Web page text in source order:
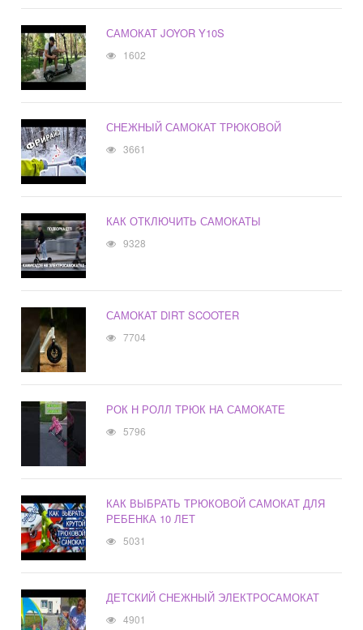
САМОКАТ JOYOR Y10S
1602
СНЕЖНЫЙ САМОКАТ ТРЮКОВОЙ
3661
КАК ОТКЛЮЧИТЬ САМОКАТЫ
9328
САМОКАТ DIRT SCOOTER
7704
РОК Н РОЛЛ ТРЮК НА САМОКАТЕ
5796
КАК ВЫБРАТЬ ТРЮКОВОЙ САМОКАТ ДЛЯ
РЕБЕНКА 10 ЛЕТ
5031
ДЕТСКИЙ СНЕЖНЫЙ ЭЛЕКТРОСАМОКАТ
4901